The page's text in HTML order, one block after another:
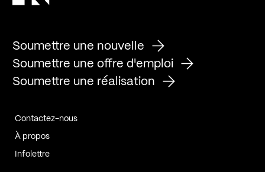
Soumettre une nouvelle
Soumettre une offre d'emploi
Soumettre une réalisation
Contactez-nous
À propos
Infolettre